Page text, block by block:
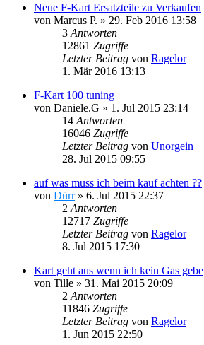
Neue F-Kart Ersatzteile zu Verkaufen
von Marcus P. » 29. Feb 2016 13:58
3 Antworten
12861 Zugriffe
Letzter Beitrag von Ragelor
1. Mär 2016 13:13
F-Kart 100 tuning
von Daniele.G » 1. Jul 2015 23:14
14 Antworten
16046 Zugriffe
Letzter Beitrag von Unorgein
28. Jul 2015 09:55
auf was muss ich beim kauf achten ??
von Dürr» 6. Jul 2015 22:37
2 Antworten
12717 Zugriffe
Letzter Beitrag von Ragelor
8. Jul 2015 17:30
Kart geht aus wenn ich kein Gas gebe
von Tille » 31. Mai 2015 20:09
2 Antworten
11846 Zugriffe
Letzter Beitrag von Ragelor
1. Jun 2015 22:50